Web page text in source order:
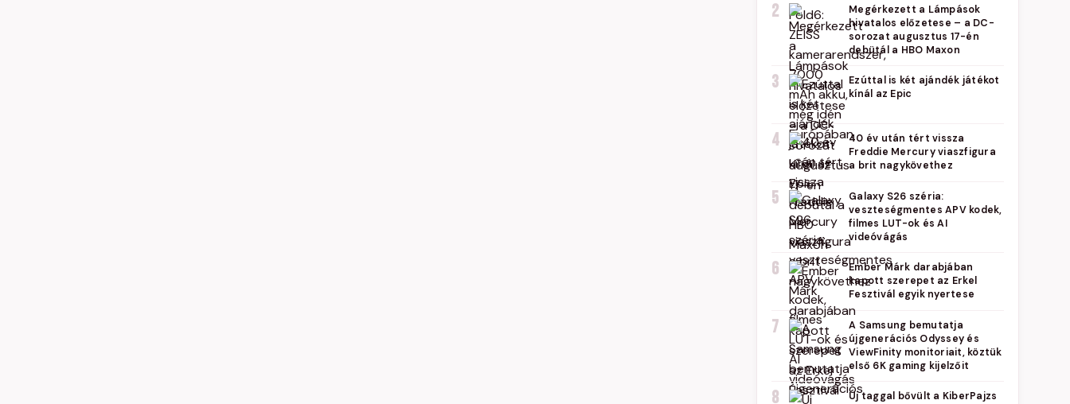
2
Megérkezett a Lámpások
hivatalos előzetese – a DC-
sorozat augusztus 17-én
debütál a HBO Maxon
3
Ezúttal is két ajándék játékot
kínál az Epic
4
40 év után tért vissza
Freddie Mercury viaszfigura
a brit nagykövethez
5
Galaxy S26 széria:
veszteségmentes APV kodek,
filmes LUT-ok és AI
videóvágás
6
Ember Márk darabjában
kapott szerepet az Erkel
Fesztivál egyik nyertese
7
A Samsung bemutatja
újgenerációs Odyssey és
ViewFinity monitoriait, köztük
első 6K gaming kijelzőit
8
Új taggal bővült a KiberPajzs